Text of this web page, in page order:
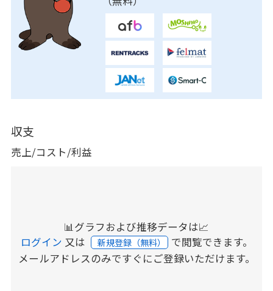
収支
売上/コスト/利益
📊グラフおよび推移データは📈
ログイン 又は 新規登録（無料） で閲覧できます。
メールアドレスのみですぐにご登録いただけます。